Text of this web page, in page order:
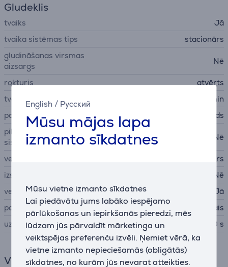
English / Русский
Mūsu mājas lapa
izmanto sīkdatnes
Mūsu vietne izmanto sīkdatnes
Lai piedāvātu jums labāko iespējamo
pārlūkošanas un iepirkšanās pieredzi, mēs
lūdzam jūs pārvaldīt mārketinga un
veiktspējas preferenču izvēli. Ņemiet vērā, ka
vietne izmanto nepieciešamās (obligātās)
sīkdatnes, no kurām jūs nevarat atteikties.
Gludeklis
tvaiks
Jā
tvaika sistēmas tips
stacionārs
gludināšanas virsmas
aizsargs
Nē
rokturis
atvērts
tvaika padeve
40 g/min
pamats
nerūsējošais tērauds
pilēšanas apturēšanas
sistēma
Nē
veids
tvaika ģenerators
izsmidzināšana
Nē
vertikālā sistēma
Jā
papildu piederumi
drēbju pakaramais
uzsilšanas laiks
60 s
Vispārējais parametrs